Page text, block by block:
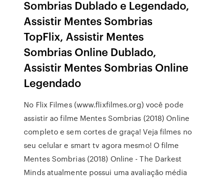
Sombrias Dublado e Legendado,
Assistir Mentes Sombrias
TopFlix, Assistir Mentes
Sombrias Online Dublado,
Assistir Mentes Sombrias Online
Legendado
No Flix Filmes (www.flixfilmes.org) você pode
assistir ao filme Mentes Sombrias (2018) Online
completo e sem cortes de graça! Veja filmes no
seu celular e smart tv agora mesmo! O filme
Mentes Sombrias (2018) Online - The Darkest
Minds atualmente possui uma avaliação média